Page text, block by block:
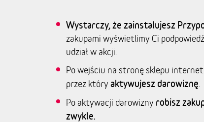
Wystarczy, że zainstalujesz
zakupami wyświetlimy Ci
udział w akcji.
Po wejściu na stronę sklepu
przez który aktywujesz darowiznę
Po aktywacji darowizny robisz
zwykle.